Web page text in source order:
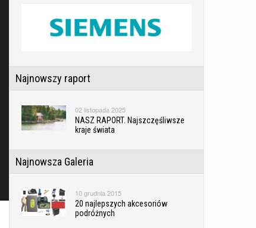
Najnowszy raport
02 listopada 2025
NASZ RAPORT. Najszczęśliwsze
kraje świata
Najnowsza Galeria
10 grudnia 2015
20 najlepszych akcesoriów
podróżnych